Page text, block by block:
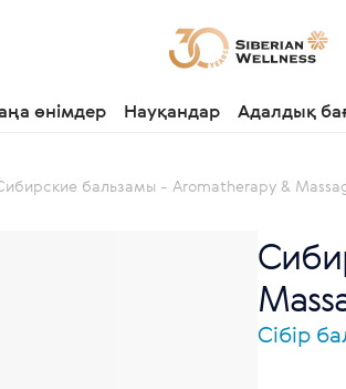
өнімдер Науқандар Адалдық
бальзамы - Aromatherapy &
Сібір